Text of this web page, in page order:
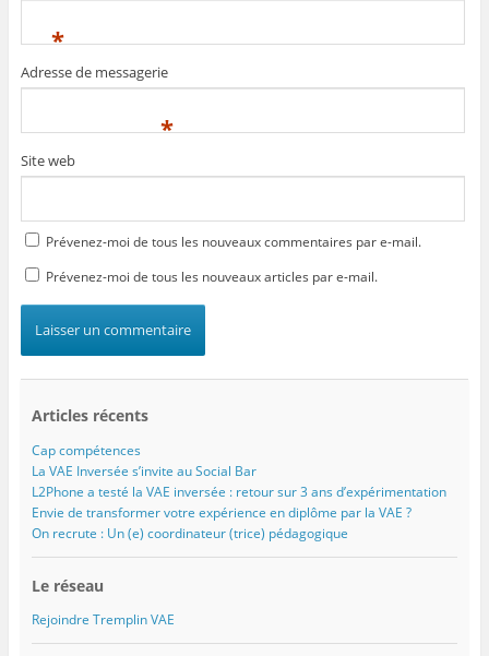
*
Adresse de messagerie
*
Site web
Prévenez-moi de tous les nouveaux commentaires par e-mail.
Prévenez-moi de tous les nouveaux articles par e-mail.
Articles récents
Cap compétences
La VAE Inversée s’invite au Social Bar
L2Phone a testé la VAE inversée : retour sur 3 ans d’expérimentation
Envie de transformer votre expérience en diplôme par la VAE ?
On recrute : Un (e) coordinateur (trice) pédagogique
Le réseau
Rejoindre Tremplin VAE